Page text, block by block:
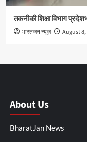
तकनीकी शिक्षा विभाग
भारतजन न्यूज़ August 8,
About Us
BharatJan News